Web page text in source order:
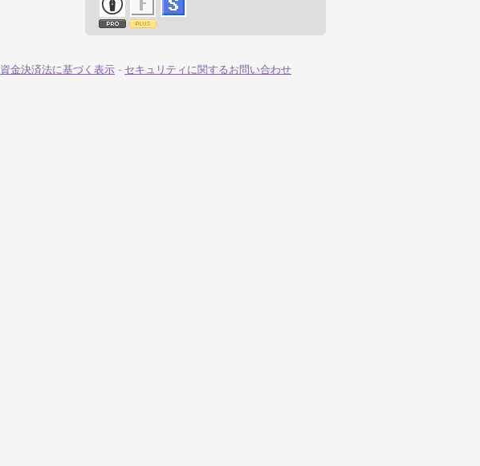
資金決済法に基づく表示 - セキュリティに関するお問い合わせ